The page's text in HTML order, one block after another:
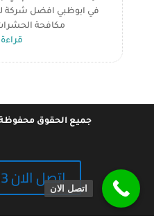
في ابوظبي افضل شركة
مكافحة
جميع الحقوق
اتصل الان 0507260833اتصل الان